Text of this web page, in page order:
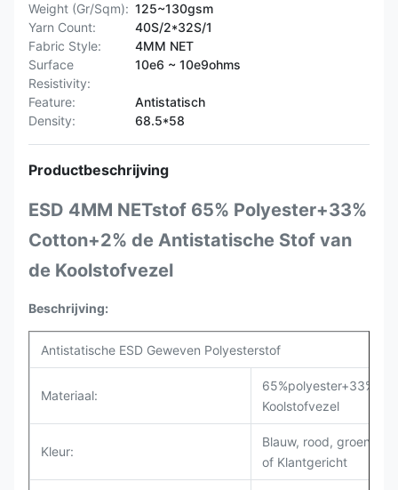
Weight (Gr/Sqm): 125~130gsm
Yarn Count:
40S/2*32S/1
Fabric Style:
4MM NET
Surface
Resistivity:
10e6 ~ 10e9ohms
Feature:
Antistatisch
Density:
68.5*58
Productbeschrijving
ESD 4MM NETstof 65% Polyester+33%
Cotton+2% de Antistatische Stof van
de Koolstofvezel
Beschrijving:
Antistatische ESD Geweven Polyesterstof
Materiaal:
Koolstofvezel
Kleur:
Blauw, rood, groen,
of Klantgericht